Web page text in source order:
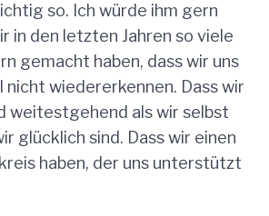
so. Ich würde ihm gern
in den letzten Jahren so viele
gemacht haben, dass wir uns
nicht wiedererkennen. Dass wir
weitestgehend als wir selbst
glücklich sind. Dass wir einen
haben, der uns unterstützt